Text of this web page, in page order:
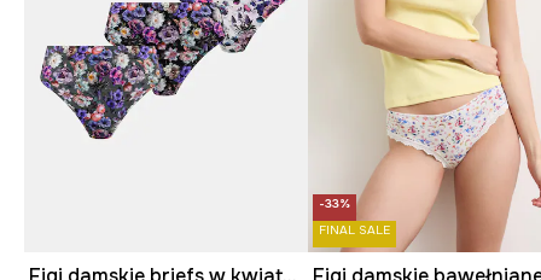
-33%
FINAL SALE